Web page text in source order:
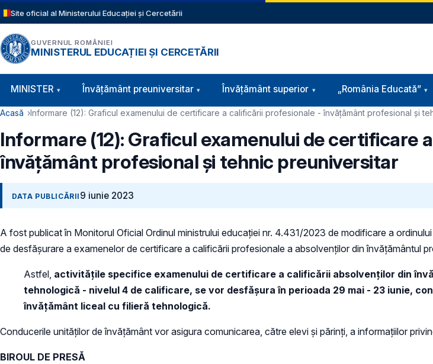
Sari la conținutul principal
Site oficial al Ministerului Educației și Cercetării
GUVERNUL ROMÂNIEI
MINISTERUL EDUCAȚIEI ȘI CERCETĂRII
Navigație principală
MINISTER Învăţământ preuniversitar Învățământ superior „România Educată”
Cale de navigare
Acasă Informare (12): Graficul examenului de certificare a calificării profesionale - învățământ profesional și
Informare (12): Graficul examenului de certificare
învățământ profesional și tehnic preuniversitar
DATA PUBLICĂRII 9 iunie 2023
A fost publicat în Monitorul Oficial Ordinul ministrului educației nr. 4.431/2023 de modificare a
de desfășurare a examenelor de certificare a calificării profesionale a absolvenților din învățământul
Astfel, activitățile specifice examenului de certificare a calificării absolvenților din
tehnologică - nivelul 4 de calificare, se vor desfășura în perioada 29 mai - 23 iunie,
învățământ liceal cu filieră tehnologică.
Conducerile unităților de învățământ vor asigura comunicarea, către elevi și părinți, a informațiilor
BIROUL DE PRESĂ